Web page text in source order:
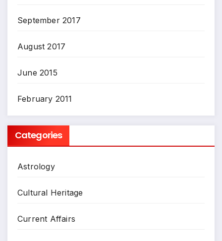
September 2017
August 2017
June 2015
February 2011
Categories
Astrology
Cultural Heritage
Current Affairs